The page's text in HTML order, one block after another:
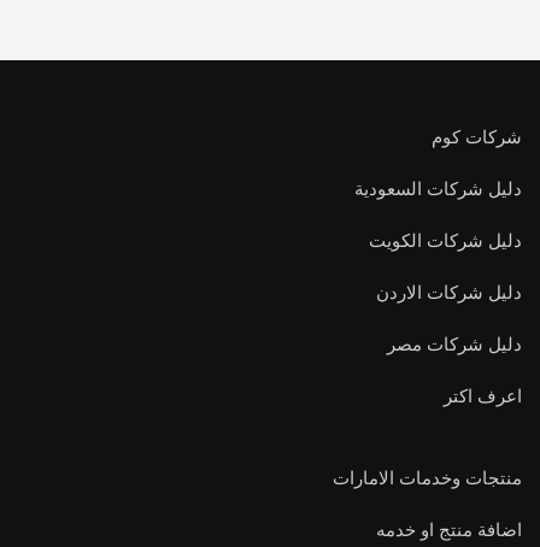
شركات كوم
دليل شركات السعودية
دليل شركات الكويت
دليل شركات الاردن
دليل شركات مصر
اعرف اكتر
منتجات وخدمات الامارات
اضافة منتج او خدمه